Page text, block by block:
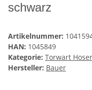
schwarz
Artikelnummer:
HAN: 1045849
Kategorie: Torwart
Hersteller: Bauer